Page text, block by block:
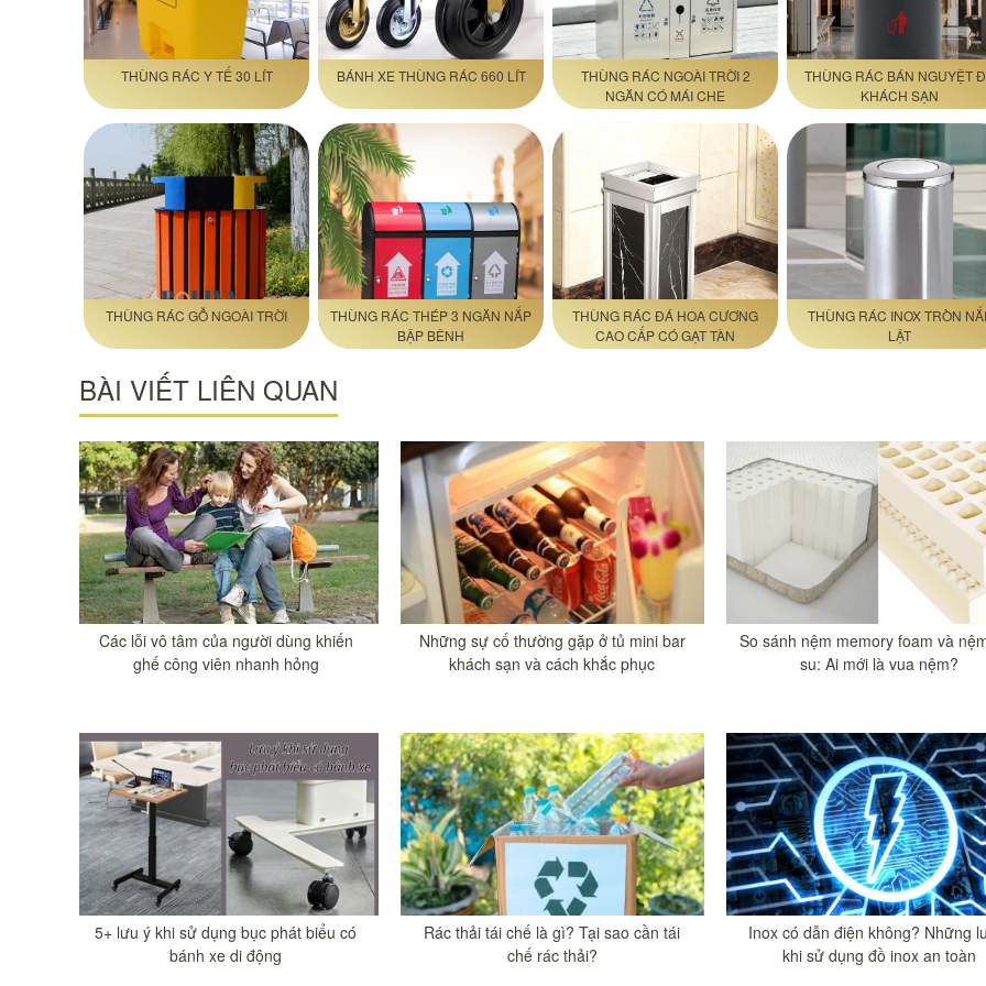
THÙNG RÁC Y TẾ 30 LÍT BÁNH XE THÙNG RÁC 660 LÍT
THÙNG RÁC NGOÀI TRỜI 2
NGĂN CÓ MÁI CHE
THÙNG RÁC BÁN NGUYỆT
KHÁCH SẠN
THÙNG RÁC GỖ NGOÀI TRỜI
THÙNG RÁC THÉP 3 NGĂN NẮP
BẬP BÊNH
THÙNG RÁC ĐÁ HOA CƯƠNG
CAO CẤP CÓ GẠT TÀN
THÙNG RÁC INOX TRÒN
LẬT
BÀI VIẾT LIÊN QUAN
Các lỗi vô tâm của người dùng khiến
ghế công viên nhanh hỏng
Những sự cố thường gặp ở tủ mini bar
khách sạn và cách khắc phục
So sánh nệm memory foam và
su: Ai mới là vua nệm?
5+ lưu ý khi sử dụng bục phát biểu có
bánh xe di động
Rác thải tái chế là gì? Tại sao cần tái
chế rác thải?
Inox có dẫn điện không? Những
khi sử dụng đồ inox an toàn